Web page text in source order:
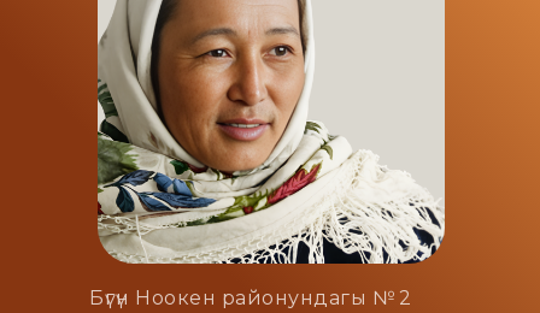
Бүгүн Ноокен районундагы № 2